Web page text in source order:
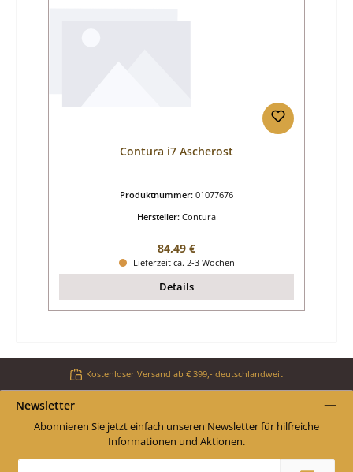
Contura i7 Ascherost
Produktnummer: 01077676
Hersteller: Contura
Regulärer Preis:
84,49 €
Lieferzeit ca. 2-3 Wochen
Details
Kostenloser Versand ab € 399,- deutschlandweit
Newsletter
Abonnieren Sie jetzt einfach unseren Newsletter für hilfreiche
Informationen und Aktionen.
E-